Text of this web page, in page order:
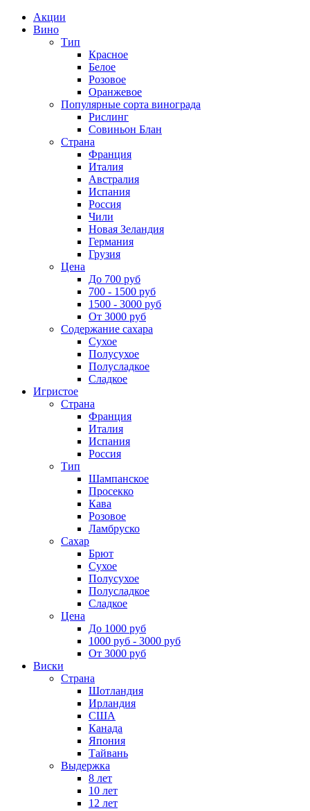
Акции
Вино
Тип
Красное
Белое
Розовое
Оранжевое
Популярные сорта винограда
Рислинг
Совиньон Блан
Страна
Франция
Италия
Австралия
Испания
Россия
Чили
Новая Зеландия
Германия
Грузия
Цена
До 700 руб
700 - 1500 руб
1500 - 3000 руб
От 3000 руб
Содержание сахара
Сухое
Полусухое
Полусладкое
Сладкое
Игристое
Страна
Франция
Италия
Испания
Россия
Тип
Шампанское
Просекко
Кава
Розовое
Ламбруско
Сахар
Брют
Сухое
Полусухое
Полусладкое
Сладкое
Цена
До 1000 руб
1000 руб - 3000 руб
От 3000 руб
Виски
Страна
Шотландия
Ирландия
США
Канада
Япония
Тайвань
Выдержка
8 лет
10 лет
12 лет